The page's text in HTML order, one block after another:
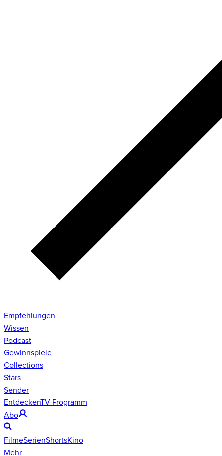
Empfehlungen
Wissen
Podcast
Gewinnspiele
Collections
Stars
Sender
EntdeckenTV-Programm
Abo
FilmeSerienShortsKino
Mehr